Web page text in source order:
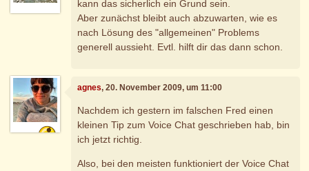
kann das sicherlich ein Grund sein.
Aber zunächst bleibt auch abzuwarten, wie es
nach Lösung des "allgemeinen" Problems
generell aussieht. Evtl. hilft dir das dann schon.
agnes, 20. November 2009, um 11:00
Nachdem ich gestern im falschen Fred einen
kleinen Tip zum Voice Chat geschrieben hab, bin
ich jetzt richtig.
Also, bei den meisten funktioniert der Voice Chat